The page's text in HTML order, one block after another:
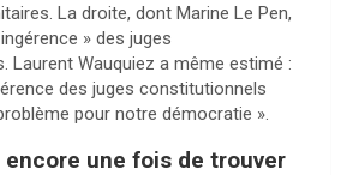
La droite, dont Marine Le Pen,
» des juges
Laurent Wauquiez a même estimé :
des juges constitutionnels
pour notre démocratie ».
une fois de trouver